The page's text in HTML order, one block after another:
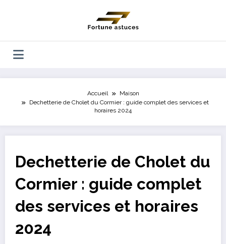
Accueil
Maison
Dechetterie de Cholet du Cormier : guide complet des services et
horaires 2024
Dechetterie de Cholet du
Cormier : guide complet
des services et horaires
2024